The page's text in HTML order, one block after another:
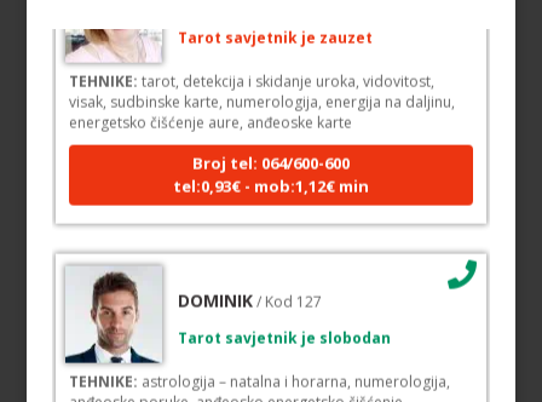
TEHNIKE:tarot, detekcija i skidanje uroka, vidovitost,
visak, sudbinske karte, numerologija, energija na daljinu,
energetsko čišćenje aure, anđeoske karte
Broj tel: 064/600-600
tel:0,93€ - mob:1,12€ min
TEHNIKE:astrologija – natalna i horarna, numerologija,
anđeoske poruke, anđeosko energetsko čišćenje